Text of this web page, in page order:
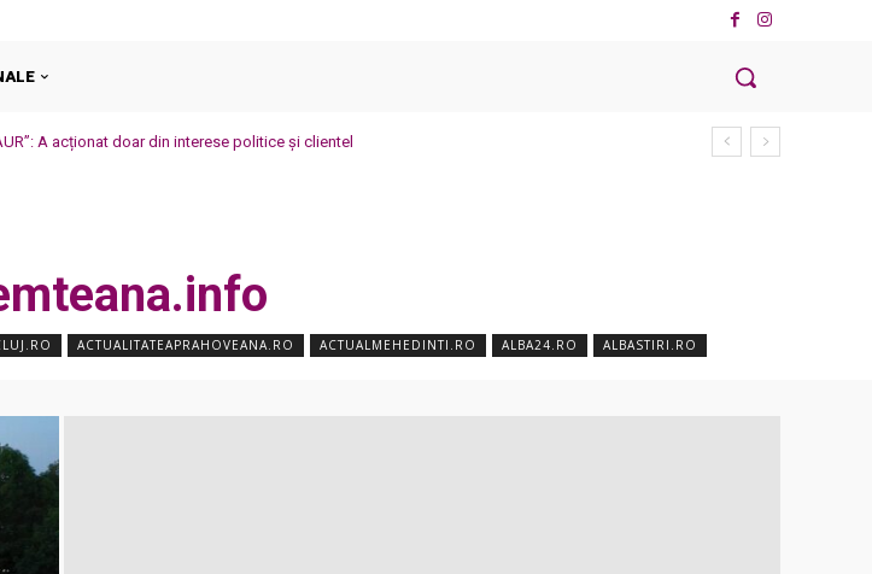
A acționat doar din interese politice și clientel
ACTUALITATEAPRAHOVEANA.RO ACTUALMEHEDINTI.RO ALBA24.RO ALBASTIRI.RO